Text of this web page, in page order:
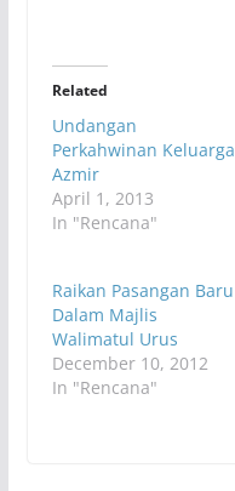
Related
Undangan
Perkahwinan Keluarga
Azmir
April 1, 2013
In "Rencana"
Raikan Pasangan Baru
Dalam Majlis
Walimatul Urus
December 10, 2012
In "Rencana"